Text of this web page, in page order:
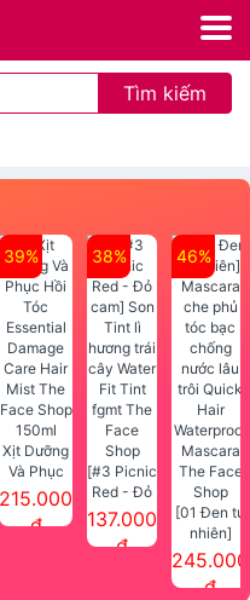
Tìm kiếm
39%
Xịt Dưỡng
Và Phục
Hồi Tóc
Essential
215.000
đ
38%
[#3 Picnic
Red - Đỏ
cam] Son
137.000
đ
46%
[01 Đen tự
nhiên]
Mascara
che phủ
245.000
đ